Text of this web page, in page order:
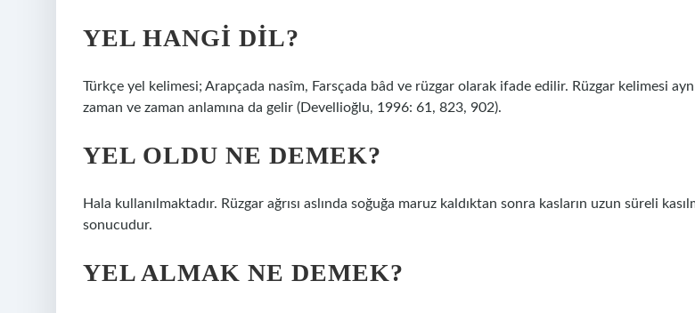
YEL HANGI DIL?
Türkçe yel kelimesi; Arapçada nasîm, Farsçada bâd ve rüzgar olarak ifade edilir. Rüzgar kelimesi
zaman ve zaman anlamına da gelir (Devellioğlu, 1996: 61, 823, 902).
YEL OLDU NE DEMEK?
Hala kullanılmaktadır. Rüzgar ağrısı aslında soğuğa maruz kaldıktan sonra kasların uzun süreli
sonucudur.
YEL ALMAK NE DEMEK?